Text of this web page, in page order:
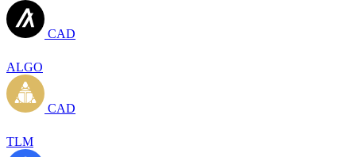
CAD
ALGO
CAD
TLM